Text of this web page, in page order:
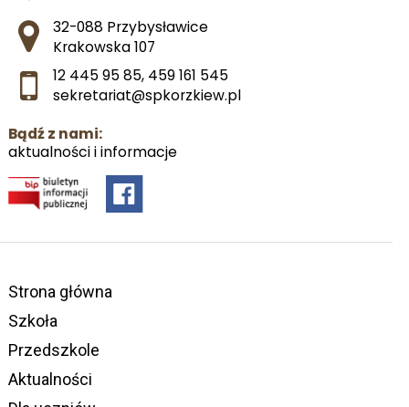
Adres pocztowy:
32-088 Przybysławice
Krakowska 107
12 445 95 85, 459 161 545
sekretariat@spkorzkiew.pl
Bądź z nami:
aktualności i informacje
Strona główna
Szkoła
Przedszkole
Aktualności